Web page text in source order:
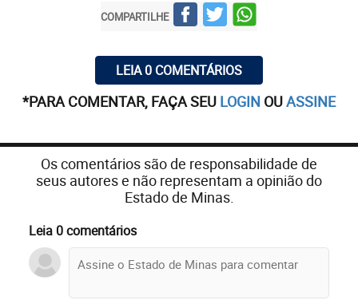
COMPARTILHE
LEIA 0 COMENTÁRIOS
*PARA COMENTAR, FAÇA SEU LOGIN OUASSINE
Os comentários são de responsabilidade de
seus autores e não representam a opinião do
Estado de Minas.
Leia 0 comentários